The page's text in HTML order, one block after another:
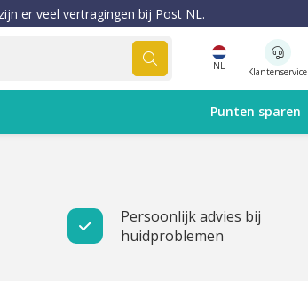
er veel vertragingen bij Post NL.
NL Klantenservice
Punten sparen
Persoonlijk advies bij
huidproblemen